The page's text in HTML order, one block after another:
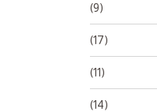
(9)
(17)
(11)
(14)